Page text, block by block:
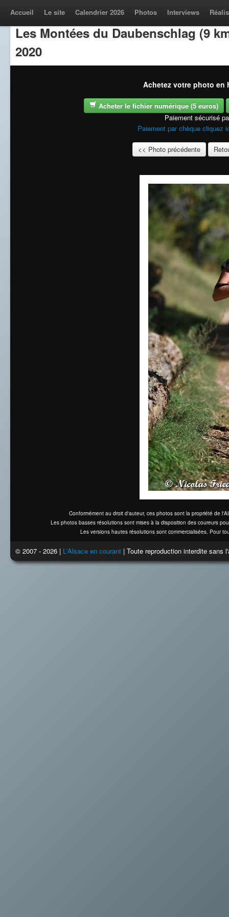
Accueil Le site Calendrier 2026 Photos Interviews
Les Montées du Daubenschlag (9
2020
Achetez votre photo en
Acheter le fichier numérique (5 euros)
Paiement sécurisé
Paiement par chèque cliquez
<< Photo précédente
Conformément au droit d'auteur, ces photos sont la propriété de
Les photos basses résolutions sont mises à la disposition des coureurs
Les versions hautes résolutions sont commercialisées. Pour
© 2007 - 2026 | L'Alsace en courant | Toute reproduction interdite sans